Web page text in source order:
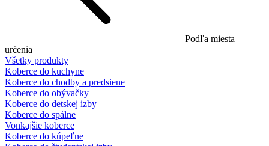
Podľa miesta
určenia
Všetky produkty
Koberce do kuchyne
Koberce do chodby a predsiene
Koberce do obývačky
Koberce do detskej izby
Koberce do spálne
Vonkajšie koberce
Koberce do kúpeľne